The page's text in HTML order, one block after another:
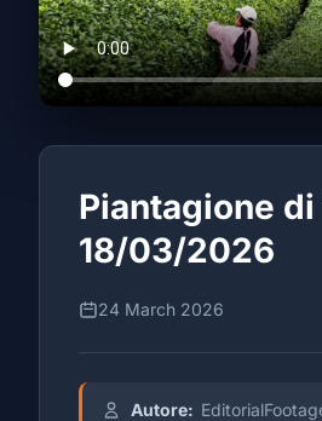
Piantagione di
18/03/2026
24 March 2026
Autore: